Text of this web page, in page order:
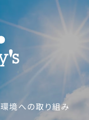
環境への取り組み